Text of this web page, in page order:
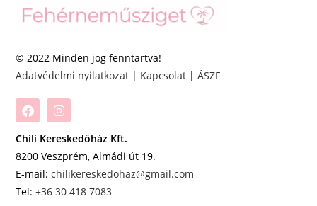
© 2022 Minden jog fenntartva!
Adatvédelmi nyilatkozat | Kapcsolat |ÁSZF
Chili Kereskedőház Kft.
8200 Veszprém, Almádi út 19.
E-mail:chilikereskedohaz@gmail.com
Tel:+36 30 418 7083